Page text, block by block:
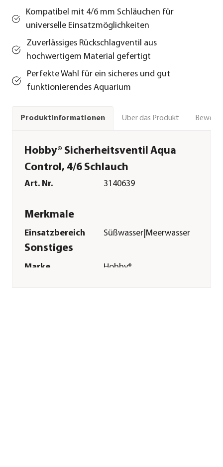
Kompatibel mit 4/6 mm Schläuchen für
universelle Einsatzmöglichkeiten
Zuverlässiges Rückschlagventil aus
hochwertigem Material gefertigt
Perfekte Wahl für ein sicheres und gut
funktionierendes Aquarium
Produktinformationen Über das Produkt
Hobby® Sicherheitsventil Aqua
Control, 4/6 Schlauch
Art. Nr. 3140639
Merkmale
Einsatzbereich Süßwasser|Meerwasser
Sonstiges
Marke Hobby®